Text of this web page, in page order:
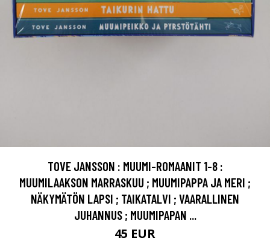
TOVE JANSSON : MUUMI-ROMAANIT 1-8 :
MUUMILAAKSON MARRASKUU ; MUUMIPAPPA JA MERI ;
NÄKYMÄTÖN LAPSI ; TAIKATALVI ; VAARALLINEN
JUHANNUS ; MUUMIPAPAN ...
45 EUR